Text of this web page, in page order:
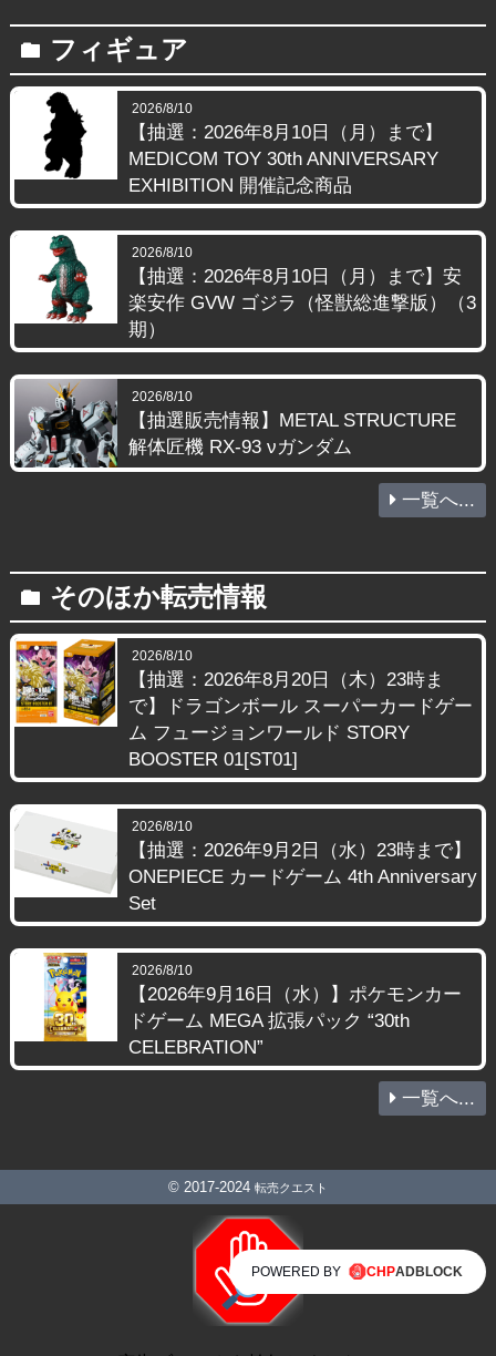
folder フィギュア
2026/8/10
【抽選：2026年8月10日（月）まで】
MEDICOM TOY 30th ANNIVERSARY
EXHIBITION 開催記念商品
2026/8/10
【抽選：2026年8月10日（月）まで】安
楽安作 GVW ゴジラ（怪獣総進撃版）（3
期）
2026/8/10
【抽選販売情報】METAL STRUCTURE
解体匠機 RX-93 νガンダム
一覧へ...
folder そのほか転売情報
2026/8/10
【抽選：2026年8月20日（木）23時ま
で】ドラゴンボール スーパーカードゲー
ム フュージョンワールド STORY
BOOSTER 01[ST01]
2026/8/10
【抽選：2026年9月2日（水）23時まで】
ONEPIECE カードゲーム 4th Anniversary
Set
2026/8/10
【2026年9月16日（水）】ポケモンカー
ドゲーム MEGA 拡張パック “30th
CELEBRATION”
一覧へ...
© 2017-2024 転売クエスト
POWERED BY